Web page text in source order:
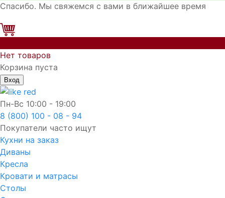
Спасибо. Мы свяжемся с вами в ближайшее время
Нет товаров
Корзина пуста
Вход
Пн-Вс 10:00 - 19:00
8 (800) 100 - 08 - 94
Покупатели часто ищут
Кухни на заказ
Диваны
Кресла
Кровати и матрасы
Столы